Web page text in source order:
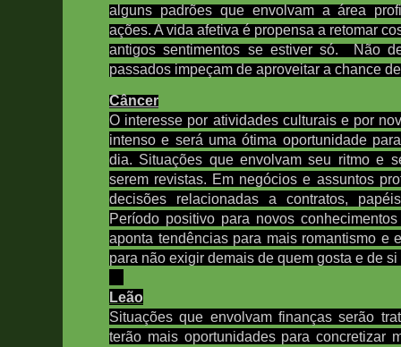
alguns padrões que envolvam a área
ações. A vida afetiva é propensa a retomar
antigos sentimentos se estiver só. Não
passados impeçam de aproveitar a chance
Câncer
O interesse por atividades culturais e por
intenso e será uma ótima oportunidade
dia. Situações que envolvam seu ritmo e
serem revistas. Em negócios e assuntos
decisões relacionadas a contratos,
Período positivo para novos
aponta tendências para mais romantismo e
para não exigir demais de quem gosta e de si
Leão
Situações que envolvam finanças serão
terão mais oportunidades para concretizar